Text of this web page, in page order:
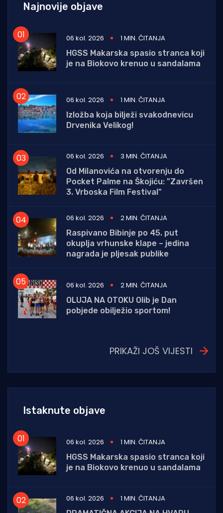
Najnovije objave
06 kol. 2026
1 MIN. ČITANJA
HGSS Makarska spasio stranca koji
je na Biokovo krenuo u sandalama
06 kol. 2026
1 MIN. ČITANJA
Izložba koja bilježi svakodnevicu
Drvenika Velikog!
06 kol. 2026
3 MIN. ČITANJA
Od Milanovića na otvorenju do
Pocket Palme na Škojiću: "Završen
3. Vrboska Film Festival"
06 kol. 2026
2 MIN. ČITANJA
Raspivano Bibinje po 45. put
okuplja vrhunske klape – jedina
nagrada je pljesak publike
06 kol. 2026
2 MIN. ČITANJA
OLUJA NA OTOKU Olib je Dan
pobjede obilježio sportom!
PRIKAŽI JOŠ VIJESTI
Istaknute objave
06 kol. 2026
1 MIN. ČITANJA
HGSS Makarska spasio stranca koji
je na Biokovo krenuo u sandalama
06 kol. 2026
1 MIN. ČITANJA